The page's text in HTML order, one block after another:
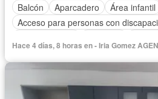
Balcón
Aparcadero
Área infantil
Acceso para personas con
Vista panorámica
Seguridad
Hace 4 días, 8 horas en - Iria Gomez